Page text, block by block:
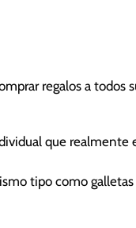
regalos a todos
que realmente
tipo como